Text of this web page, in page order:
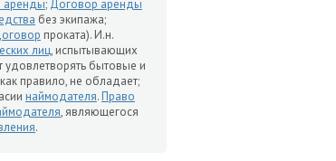
аренды; Договор аренды
без экипажа;
проката). И.н.
лиц, испытывающих
удовлетворять бытовые и
правило, не обладает;
наймодателя.Право
, являющегося
.